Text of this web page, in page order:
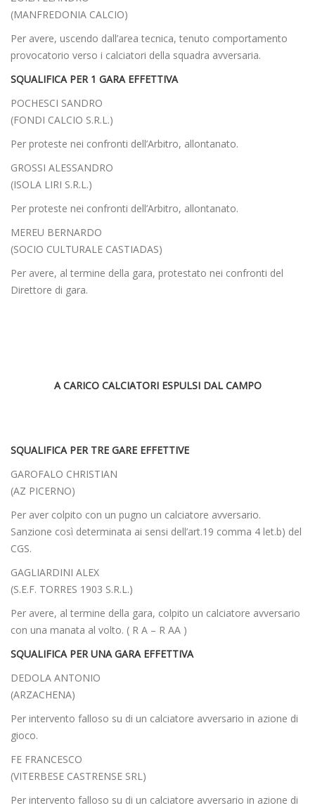
(MANFREDONIA CALCIO)
Per avere, uscendo dall’area tecnica, tenuto comportamento
provocatorio verso i calciatori della squadra avversaria.
SQUALIFICA PER 1 GARA EFFETTIVA
POCHESCI SANDRO
(FONDI CALCIO S.R.L.)
Per proteste nei confronti dell’Arbitro, allontanato.
GROSSI ALESSANDRO
(ISOLA LIRI S.R.L.)
Per proteste nei confronti dell’Arbitro, allontanato.
MEREU BERNARDO
(SOCIO CULTURALE CASTIADAS)
Per avere, al termine della gara, protestato nei confronti del
Direttore di gara.
A CARICO CALCIATORI ESPULSI DAL CAMPO
SQUALIFICA PER TRE GARE EFFETTIVE
GAROFALO CHRISTIAN
(AZ PICERNO)
Per aver colpito con un pugno un calciatore avversario.
Sanzione così determinata ai sensi dell’art.19 comma 4 let.b) del
CGS.
GAGLIARDINI ALEX
(S.E.F. TORRES 1903 S.R.L.)
Per avere, al termine della gara, colpito un calciatore avversario
con una manata al volto. ( R A – R AA )
SQUALIFICA PER UNA GARA EFFETTIVA
DEDOLA ANTONIO
(ARZACHENA)
Per intervento falloso su di un calciatore avversario in azione di
gioco.
FE FRANCESCO
(VITERBESE CASTRENSE SRL)
Per intervento falloso su di un calciatore avversario in azione di